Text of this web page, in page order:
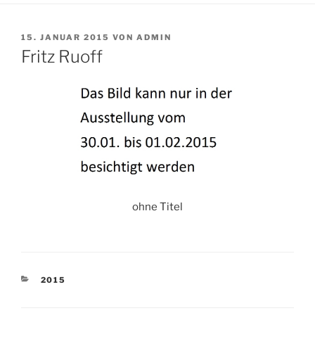
VERÖFFENTLICHT
AM
15. JANUAR 2015 VON ADMIN
Fritz Ruoff
ohne Titel
KATEGORIEN
2015